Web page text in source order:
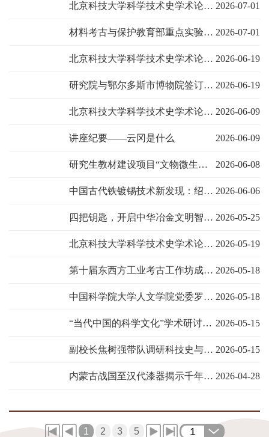
2026-07-01
北京科技大学科学技术史学术论坛第285讲 | 新世纪我国钢铁工业发展回顾与思考
2026-07-01
材料考古与保护教育部重点实验室开放课题申报指南
2026-06-19
北京科技大学科学技术史学术论坛第283讲——高分子材料与文化遗产保护前沿技术
2026-06-19
研究院与鄂尔多斯市博物院签订战略合作协议并举行教学科研实践基地授牌仪式
2026-06-09
北京科技大学科学技术史学术论坛第282讲——从李约瑟难题到李约瑟的医学难题：一个跨领域的探索
2026-06-09
讲座纪要——云冈是什么
2026-06-08
研究生教材建设项目“文物微生物病害概论”研讨会成功举办
2026-06-06
中国古代铁镀锡技术新发现：绍兴稽中遗址铁甲镀锡工艺研究
2026-05-25
四把钥匙，开启中华冶金文明智慧宝库：研究院联合科大附小开展“5.18”国际博物馆日活动
2026-05-19
北京科技大学科学技术史学术论坛第279讲——全球南方科技史学的若干理论问题浅释
2026-05-18
第十届东西方工业考古工作坊成功举办
2026-05-18
中国科学院大学人文学院党委罗兴波一行到访研究院
2026-05-15
“当代中国的科学文化”学术研讨会成功举办
2026-05-15
副校长焦树强带队调研科技史与文化遗产研究院
2026-04-28
内蒙古战国至汉代漆器揭示千年“鳗水”工艺，改写中国髹漆史
1 2 3 5 1